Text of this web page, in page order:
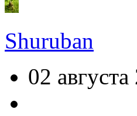
Shuruban
02